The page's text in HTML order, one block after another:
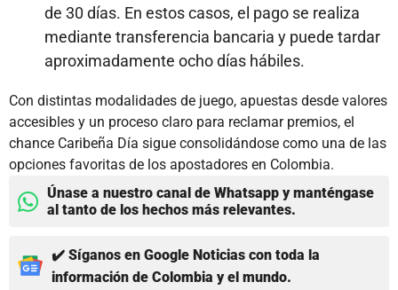
de 30 días. En estos casos, el pago se realiza
mediante transferencia bancaria y puede tardar
aproximadamente ocho días hábiles.
Con distintas modalidades de juego, apuestas desde valores
accesibles y un proceso claro para reclamar premios, el
chance Caribeña Día sigue consolidándose como una de las
opciones favoritas de los apostadores en Colombia.
Únase a nuestro canal de Whatsapp y manténgase
al tanto de los hechos más relevantes.
✔️ Síganos en Google Noticias con toda la
información de Colombia y el mundo.